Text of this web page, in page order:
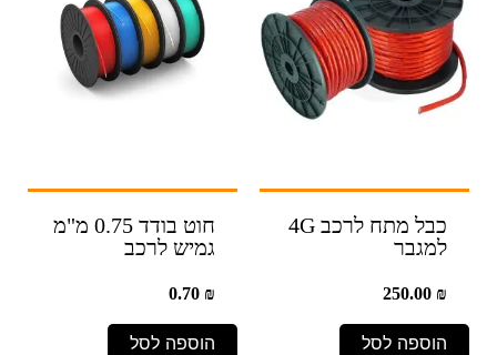
כבל מתח לרכב 4G
למגבר
250.00₪
הוספה לסל
חוט בודד 0.75 מ"מ
גמיש לרכב
0.70₪
הוספה לסל